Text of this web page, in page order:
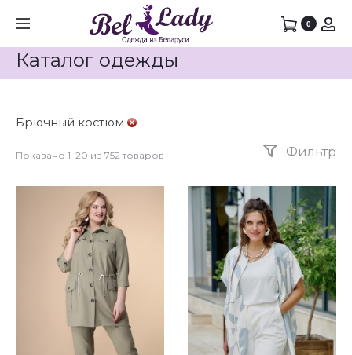
0
Каталог одежды
Брючный костюм
Показано 1–20 из 752 товаров Фильтр